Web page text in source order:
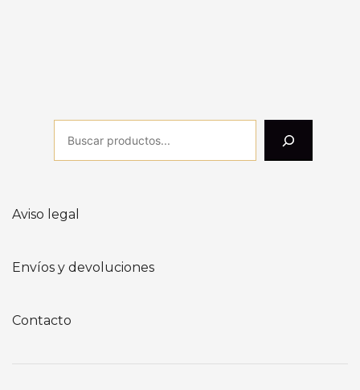
Aviso legal
Envíos y devoluciones
Contacto